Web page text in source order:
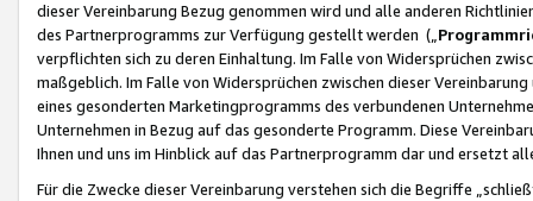
dieser Vereinbarung Bezug genommen wird und alle anderen
des Partnerprogramms zur Verfügung gestellt werden („
verpflichten sich zu deren Einhaltung. Im Falle von Widersprüchen
maßgeblich. Im Falle von Widersprüchen zwischen dieser
eines gesonderten Marketingprogramms des verbundenen
Unternehmen in Bezug auf das gesonderte Programm. Diese
Ihnen und uns im Hinblick auf das Partnerprogramm dar und ersetzt
Für die Zwecke dieser Vereinbarung verstehen sich die Begriffe